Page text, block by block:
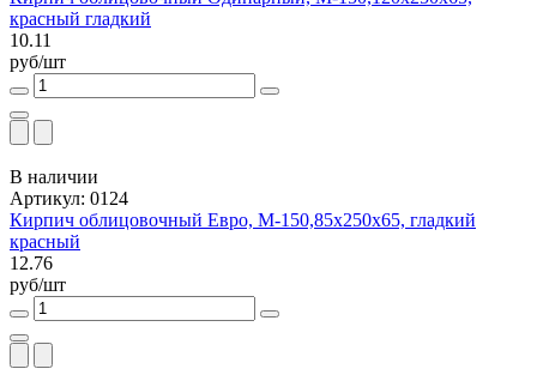
красный гладкий
10.11
руб/шт
В наличии
Артикул: 0124
Кирпич облицовочный Евро, М-150,85x250x65, гладкий
красный
12.76
руб/шт